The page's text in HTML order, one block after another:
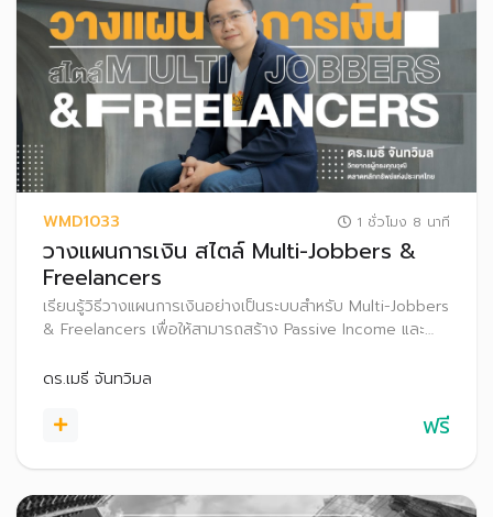
WMD1033 1 ชั่วโมง 8 นาที
วางแผนการเงิน สไตล์ Multi-Jobbers &
Freelancers
เรียนรู้วิธีวางแผนการเงินอย่างเป็นระบบสำหรับ Multi-Jobbers
& Freelancers เพื่อให้สามารถสร้าง Passive Income และ
ของรายได้ และข้อจำกัดของสวัสดิการ เพื่อให้เกิดชีวิตอิสระ
ดร.เมธี จันทวิมล
ฟรี